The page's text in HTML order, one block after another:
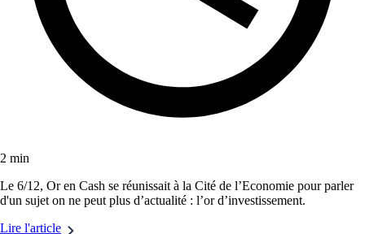
2 min
Le 6/12, Or en Cash se réunissait à la Cité de l’Economie pour parler
d'un sujet on ne peut plus d’actualité : l’or d’investissement.
Lire l'article